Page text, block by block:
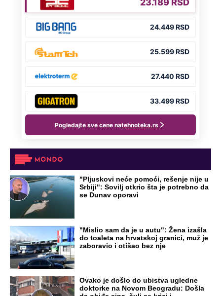
Ovo su neradni dani početkom 2026.
godine: Organizujte sebi mini odmor od
čak četiri slobodna dana
OD NAVODNOG HEROJA DO BRUTALNOG UBICE